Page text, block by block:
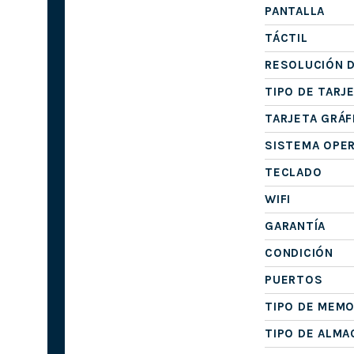
PANTALLA
TÁCTIL
RESOLUCIÓN
TIPO DE
TARJETA
SISTEMA
TECLADO
WIFI
GARANTÍA
CONDICIÓN
PUERTOS
TIPO DE
TIPO DE